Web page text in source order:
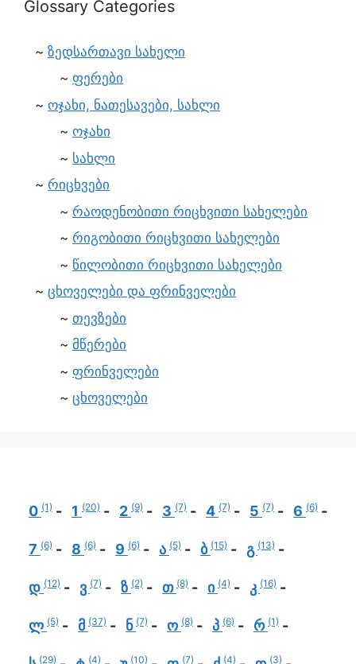
Glossary Categories
ზედსართავი სახელი
ფერები
ოჯახი, ნათესავები, სახლი
ოჯახი
სახლი
რიცხვები
რაოდენობითი რიცხვითი სახელები
რიგობითი რიცხვითი სახელები
წილობითი რიცხვითი სახელები
ცხოველები და ფრინველები
თევზები
მწერები
ფრინველები
ცხოველები
0 (1) 1 (20) 2 (9) 3 (7) 4 (7) 5 (7) 6 (6)
7 (6) 8 (6) 9 (6) ა (5) ბ (15) გ (13)
დ (12) ვ (7) ზ (2) თ (8) ი (4) კ (16)
ლ (5) მ (37) ნ (7) ო (8) პ (6) რ (1)
(29) (4) (10) (7) (4) (3)